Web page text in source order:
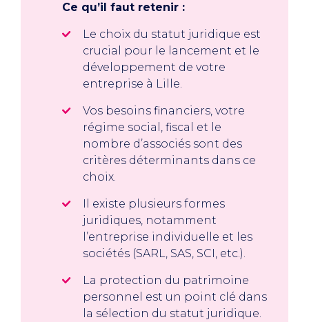
Ce qu’il faut retenir :
Le choix du statut juridique est
crucial pour le lancement et le
développement de votre
entreprise à Lille.
Vos besoins financiers, votre
régime social, fiscal et le
nombre d’associés sont des
critères déterminants dans ce
choix.
Il existe plusieurs formes
juridiques, notamment
l’entreprise individuelle et les
sociétés (SARL, SAS, SCI, etc.).
La protection du patrimoine
personnel est un point clé dans
la sélection du statut juridique.